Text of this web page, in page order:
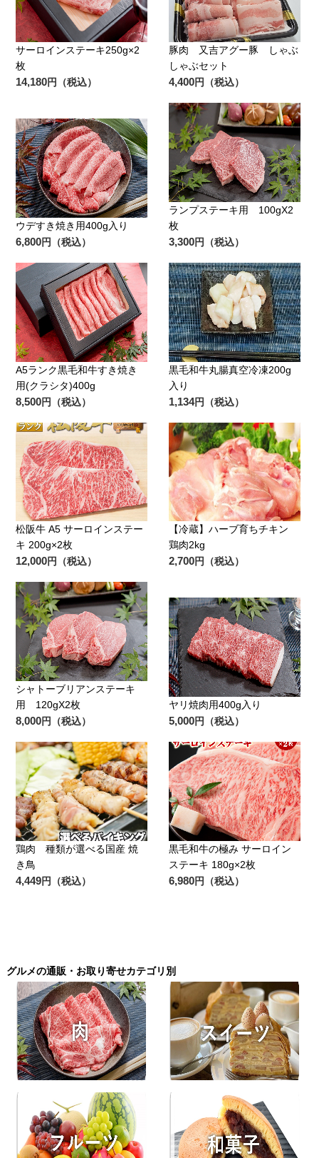
サーロインステーキ250g×2
枚
14,180円（税込）
豚肉 又吉アグー豚 しゃぶ
しゃぶセット
4,400円（税込）
ウデすき焼き用400g入り
6,800円（税込）
ランプステーキ用 100gX2
枚
3,300円（税込）
A5ランク黒毛和牛すき焼き
用(クラシタ)400g
8,500円（税込）
黒毛和牛丸腸真空冷凍200g
入り
1,134円（税込）
松阪牛 A5 サーロインステー
キ 200g×2枚
12,000円（税込）
【冷蔵】ハーブ育ちチキン
鶏肉2kg
2,700円（税込）
シャトーブリアンステーキ
用 120gX2枚
8,000円（税込）
ヤリ焼肉用400g入り
5,000円（税込）
鶏肉 種類が選べる国産 焼
き鳥
4,449円（税込）
黒毛和牛の極み サーロイン
ステーキ 180g×2枚
6,980円（税込）
グルメの通販・お取り寄せカテゴリ別